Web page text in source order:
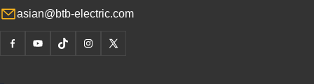
asian@btb-electric.com